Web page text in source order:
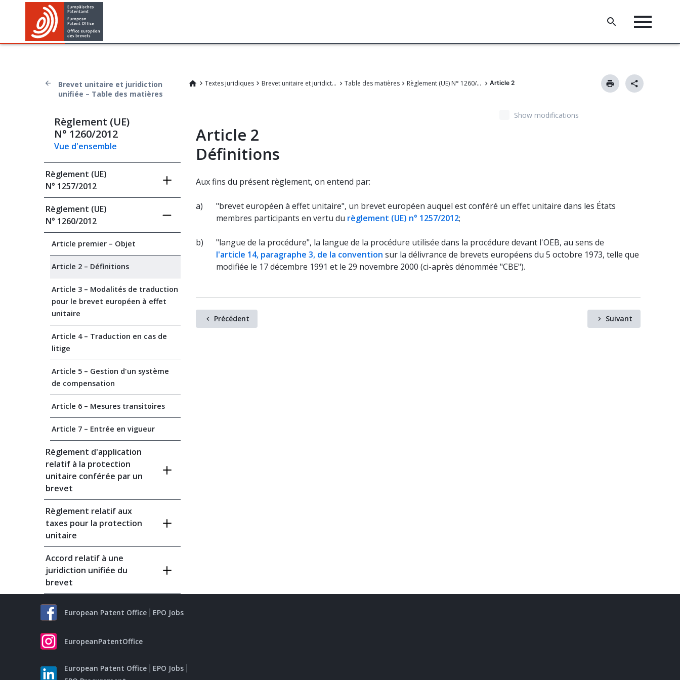
Brevet unitaire et juridiction
unifiée – Table des matières
Textes juridiques Brevet unitaire et juridiction unifié Table des matières Règlement (UE) N° 1260/2012 Article 2
Règlement (UE)
N° 1260/2012
Vue d'ensemble
Règlement (UE)
N° 1257/2012
Règlement (UE)
N° 1260/2012
Article premier – Objet
Article 2 – Définitions
Article 3 – Modalités de traduction
pour le brevet européen à effet
unitaire
Article 4 – Traduction en cas de
litige
Article 5 – Gestion d'un système
de compensation
Article 6 – Mesures transitoires
Article 7 – Entrée en vigueur
Règlement d'application
relatif à la protection
unitaire conférée par un
brevet
Règlement relatif aux
taxes pour la protection
unitaire
Accord relatif à une
juridiction unifiée du
brevet
Article 2
Définitions
Aux fins du présent règlement, on entend par:
a)
"brevet européen à effet unitaire", un brevet européen auquel est conféré un effet unitaire dans les États
membres participants en vertu du règlement (UE) n° 1257/2012;
b)
"langue de la procédure", la langue de la procédure utilisée dans la procédure devant l'OEB, au sens de
l'article 14, paragraphe 3, de la convention sur la délivrance de brevets européens du 5 octobre 1973, telle que
modifiée le 17 décembre 1991 et le 29 novembre 2000 (ci-après dénommée "CBE").
Précédent Suivant
Show modifications
European Patent Office EPO Jobs
EuropeanPatentOffice
European Patent Office
EPO Jobs